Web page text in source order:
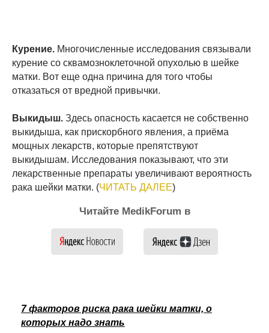
Курение. Многочисленные исследования связывали
курение со сквамозноклеточной опухолью в шейке
матки. Вот еще одна причина для того чтобы
отказаться от вредной привычки.
Выкидыш. Здесь опасность касается не собственно
выкидыша, как прискорбного явления, а приёма
мощных лекарств, которые препятствуют
выкидышам. Исследования показывают, что эти
лекарственные препараты увеличивают вероятность
рака шейки матки. (ЧИТАТЬ ДАЛЕЕ)
Читайте MedikForum в
7 факторов риска рака шейки матки, о
которых надо знать